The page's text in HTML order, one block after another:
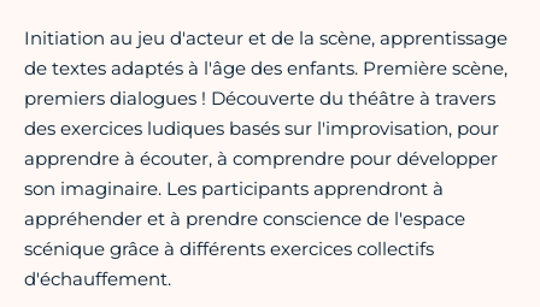
Initiation au jeu d'acteur et de la scène, apprentissage
de textes adaptés à l'âge des enfants. Première scène,
premiers dialogues ! Découverte du théâtre à travers
des exercices ludiques basés sur l'improvisation, pour
apprendre à écouter, à comprendre pour développer
son imaginaire. Les participants apprendront à
appréhender et à prendre conscience de l'espace
scénique grâce à différents exercices collectifs
d'échauffement.